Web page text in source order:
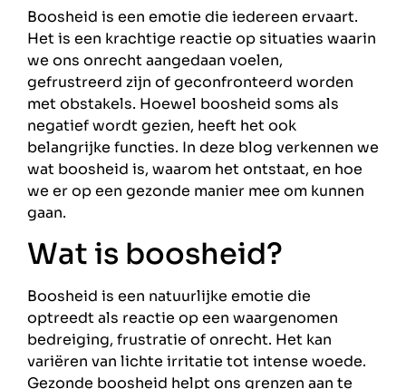
Boosheid is een emotie die iedereen ervaart.
Het is een krachtige reactie op situaties waarin
we ons onrecht aangedaan voelen,
gefrustreerd zijn of geconfronteerd worden
met obstakels. Hoewel boosheid soms als
negatief wordt gezien, heeft het ook
belangrijke functies. In deze blog verkennen we
wat boosheid is, waarom het ontstaat, en hoe
we er op een gezonde manier mee om kunnen
gaan.
Wat is boosheid?
Boosheid is een natuurlijke emotie die
optreedt als reactie op een waargenomen
bedreiging, frustratie of onrecht. Het kan
variëren van lichte irritatie tot intense woede.
Gezonde boosheid helpt ons grenzen aan te